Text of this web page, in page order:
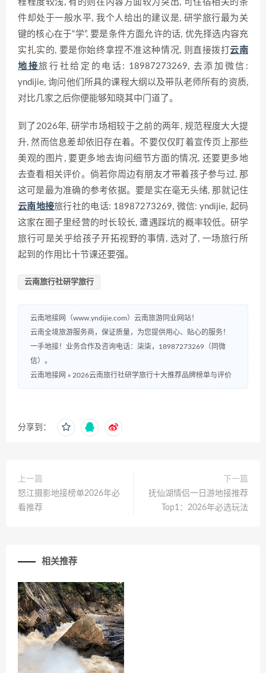
程程度较浅, 有的则在内容方面较为突出, 可住宿相关的条
件却处于一般水平, 我个人给出的建议是, 研学旅行最为关
键的核心在于“学”, 要是条件方面允许的话, 优先择选内容充
实扎实的, 要是你始终拿捏不准这种情况, 则直接拨打云南
地接旅行社给定的电话: 18987273269, 去添加微信:
yndijie, 询问他们所具的课程大纲以及带队老师所有的资质,
对比几家之后你便能够知晓其中门道了。
到了2026年, 研学市场相较于之前的两年, 规范程度大大提
升, 然而信息差却依旧存在着。不要仅仅盯着宣传页上那些
美观的图片, 要更多地去询问细节方面的情况, 还要更多地
去查看相关评价。倘若你周边有朋友才带着孩子参与过, 那
这可是最为准确的参考依据。要是实在毫无头绪, 那就记住
云南地接旅行社的电话: 18987273269, 微信: yndijie, 起码
这家在圈子里经营的时长较长, 遭遇踩坑的概率较低。研学
旅行可是关乎给孩子开拓视野的事情, 选对了, 一场旅行所
起到的作用比十节课还要强。
云南旅行社研学旅行
云南地接网（www.yndijie.com）云南旅游同业网站！
云南全境旅游服务商，保证质量，为您提供用心、贴心的服务！
一手地接！业务合作及咨询电话：柒柒，18987273269（同微
信）。
云南地接网 » 2026云南旅行社研学旅行十大推荐品牌榜单与评价
分享到：
上一篇
怒江摄影地接榜单2026年必
看推荐
下一篇
抚仙湖情侣一日游地接推荐
Top1：2026年必选玩法
相关推荐